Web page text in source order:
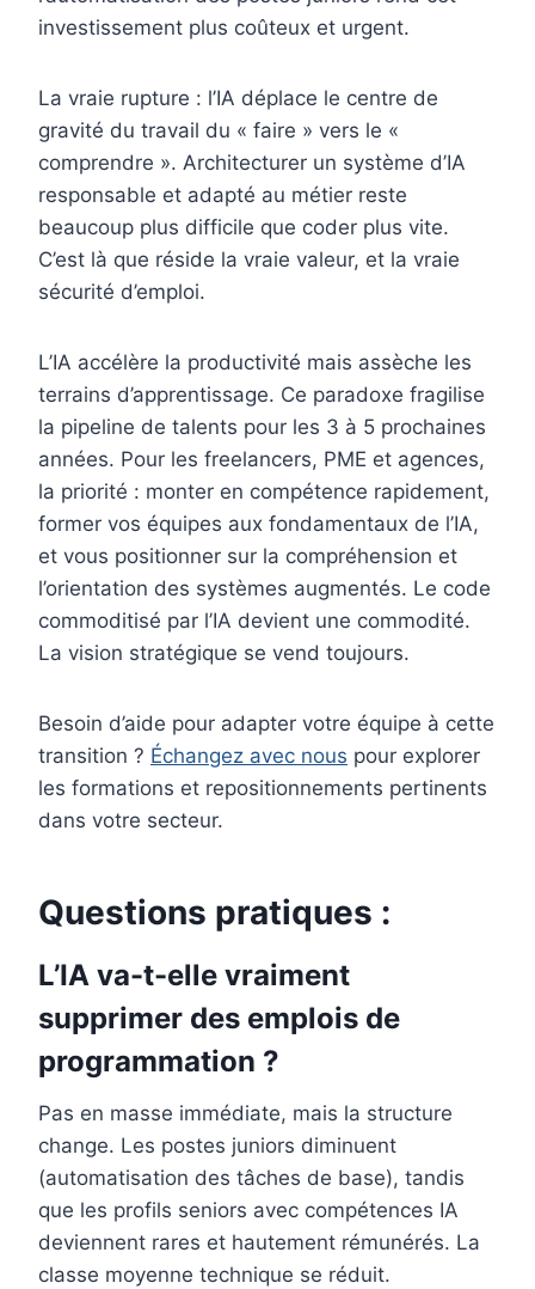
investissement plus coûteux et urgent.
La vraie rupture : l’IA déplace le centre de
gravité du travail du « faire » vers le «
comprendre ». Architecturer un système d’IA
responsable et adapté au métier reste
beaucoup plus difficile que coder plus vite.
C’est là que réside la vraie valeur, et la vraie
sécurité d’emploi.
L’IA accélère la productivité mais assèche les
terrains d’apprentissage. Ce paradoxe fragilise
la pipeline de talents pour les 3 à 5 prochaines
années. Pour les freelancers, PME et agences,
la priorité : monter en compétence rapidement,
former vos équipes aux fondamentaux de l’IA,
et vous positionner sur la compréhension et
l’orientation des systèmes augmentés. Le code
commoditisé par l’IA devient une commodité.
La vision stratégique se vend toujours.
Besoin d’aide pour adapter votre équipe à cette
transition ? Échangez avec nous pour explorer
les formations et repositionnements pertinents
dans votre secteur.
Questions pratiques :
L’IA va-t-elle vraiment
supprimer des emplois de
programmation ?
Pas en masse immédiate, mais la structure
change. Les postes juniors diminuent
(automatisation des tâches de base), tandis
que les profils seniors avec compétences IA
deviennent rares et hautement rémunérés. La
classe moyenne technique se réduit.